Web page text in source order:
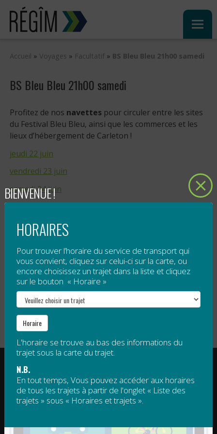
Sauter
contenu
Accueil » Voyages » Facultatif » BS Bleu Bleu 21h00 samedi
BS Bleu Bleu 21h00 samedi
Profitez de nos navettes pour circuler entre les sites
du Festival Bleu Bleu, ainsi que les commerces et les
lieux d’hébergement de Carleton !
jeudi 22 juin
vendredi 23 juin
samedi 24 juin
Gratuit, sauf 5 $ par passage pour tout voyage à
destination de Mont Saint-Joseph.
Veuillez noter qu’un droit d’accès est obligatoire pour
le sommet de Mont Saint-Joseph. Ce droit d’accès
n’est pas compris dans le tarif de la navette.
RÉGIE INTERMUNICIPALE DE TRANSPORT
GASPÉSIE – ÎLES-DE-LA-MADELEINE
© 2015 - 2026 Tous droits réservés
BIENVENUE !
HORAIRES
Pour trouver l’horaire du service de transport qui
vous convient, cliquez sur celui-ci sur la carte, ou
encore choisissez un trajet dans la liste et cliquez
sur le bouton « Horaire »
Horaire
L'horaire se trouve au bas des informations du
trajet sous la carte du trajet.
N.B.
En tout temps, Vous pouvez accéder aux horaires
de tous les trajets à partir de l'onglet « Liste des
trajets » sous « Horaires et trajets ».